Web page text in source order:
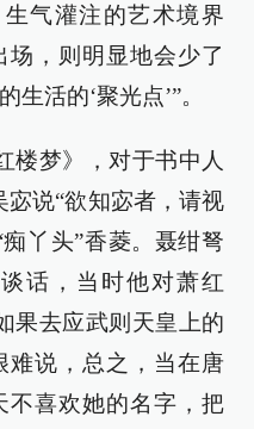
气灌注的艺术境界
场，则明显地会少了
活的‘聚光点’”。
楼梦》，对于书中人
宓说“欲知宓者，请视
丫头”香菱。聂绀弩
话，当时他对萧红
果去应武则天皇上的
难说，总之，当在唐
不喜欢她的名字，把